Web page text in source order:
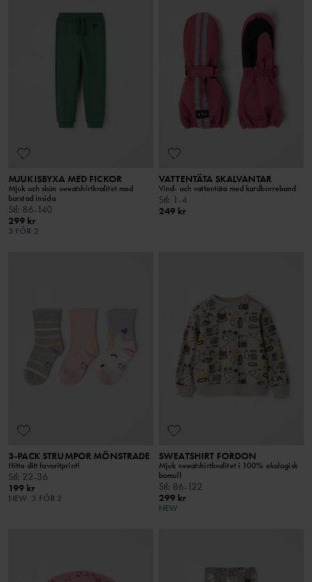
MJUKISBYXA MED FICKOR
Mjuk och skön sweatshirtkvalitet med
borstad insida
Stl: 86-140
299 kr
3 FÖR 2
VATTENTÄTA SKALVANTAR
Vind- och vattentäta med kardborreband
Stl: 1-4
249 kr
3-PACK STRUMPOR MÖNSTRADE
Hitta ditt favoritprint!
Stl: 22-36
199 kr
NEW 3 FÖR 2
SWEATSHIRT FORDON
Mjuk sweatshirtkvalitet i 100% ekologisk
bomull
Stl: 86-122
299 kr
NEW